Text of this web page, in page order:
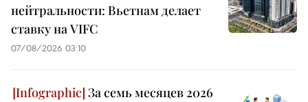
нейтральности: Вьетнам делает
ставку на VIFC
07/08/2026 03:10
За семь месяцев 2026